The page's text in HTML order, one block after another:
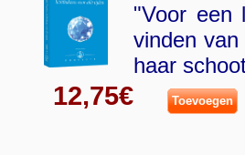
"Voor een
vinden
haar
12,75€ Toevoegen